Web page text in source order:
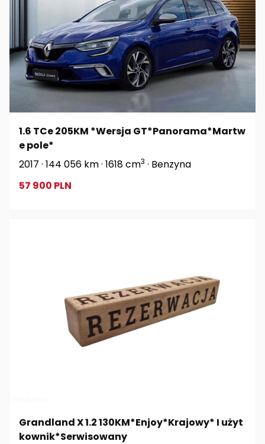
1.6 TCe 205KM *Wersja GT*Panorama*Martw
e pole*
2017 · 144 056 km · 1618 cm3 · Benzyna
57 900 PLN
Grandland X 1.2 130KM*Enjoy*Krajowy* I użyt
kownik*Serwisowany